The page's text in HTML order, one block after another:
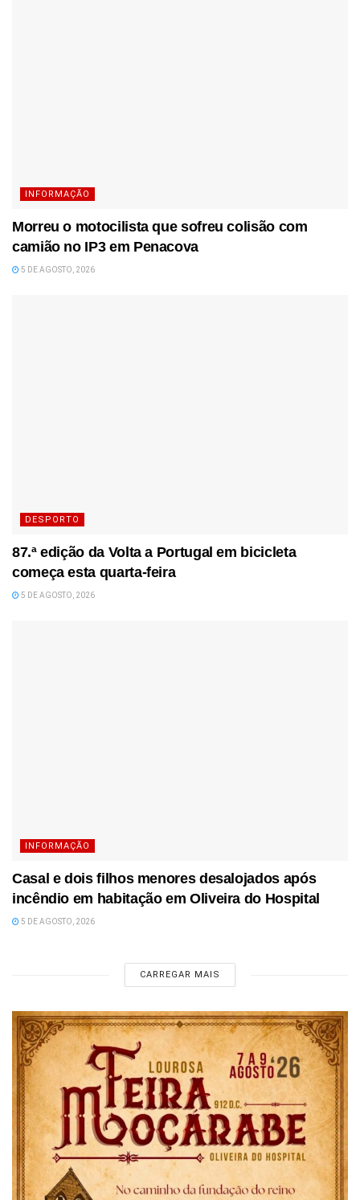
INFORMAÇÃO
Morreu o motocilista que sofreu colisão com
camião no IP3 em Penacova
5 DE AGOSTO, 2026
DESPORTO
87.ª edição da Volta a Portugal em bicicleta
começa esta quarta-feira
5 DE AGOSTO, 2026
INFORMAÇÃO
Casal e dois filhos menores desalojados após
incêndio em habitação em Oliveira do Hospital
5 DE AGOSTO, 2026
CARREGAR MAIS